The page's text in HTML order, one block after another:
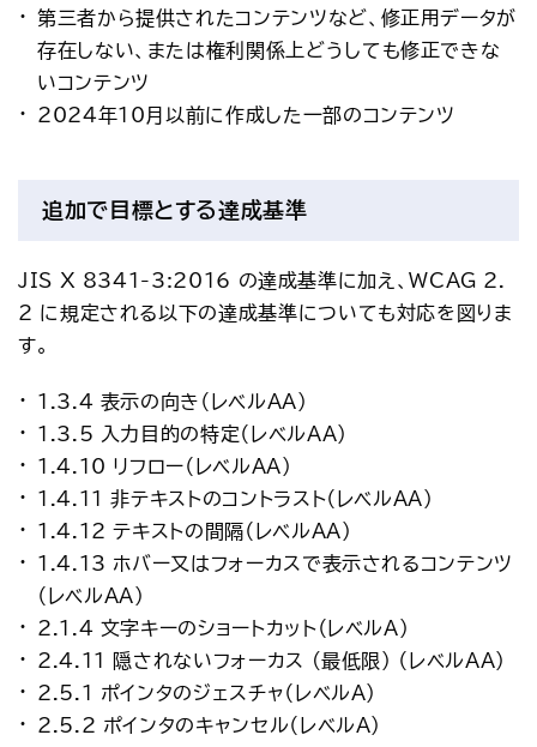
第三者から提供されたコンテンツなど、修正用データが
存在しない、または権利関係上どうしても修正できな
いコンテンツ
2024年10月以前に作成した一部のコンテンツ
追加で目標とする達成基準
JIS X 8341-3:2016 の達成基準に加え、WCAG 2.
2 に規定される以下の達成基準についても対応を図りま
す。
1.3.4 表示の向き（レベルAA）
1.3.5 入力目的の特定（レベルAA）
1.4.10 リフロー（レベルAA）
1.4.11 非テキストのコントラスト（レベルAA）
1.4.12 テキストの間隔（レベルAA）
1.4.13 ホバー又はフォーカスで表示されるコンテンツ
（レベルAA）
2.1.4 文字キーのショートカット（レベルA）
2.4.11 隠されないフォーカス (最低限) （レベルAA）
2.5.1 ポインタのジェスチャ（レベルA）
2.5.2 ポインタのキャンセル（レベルA）